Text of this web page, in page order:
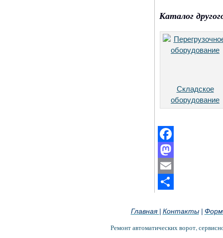
Каталог
Складское
оборудование
Facebook
Mastodon
Email
Главная Контакты|
Ремонт автоматических ворот,